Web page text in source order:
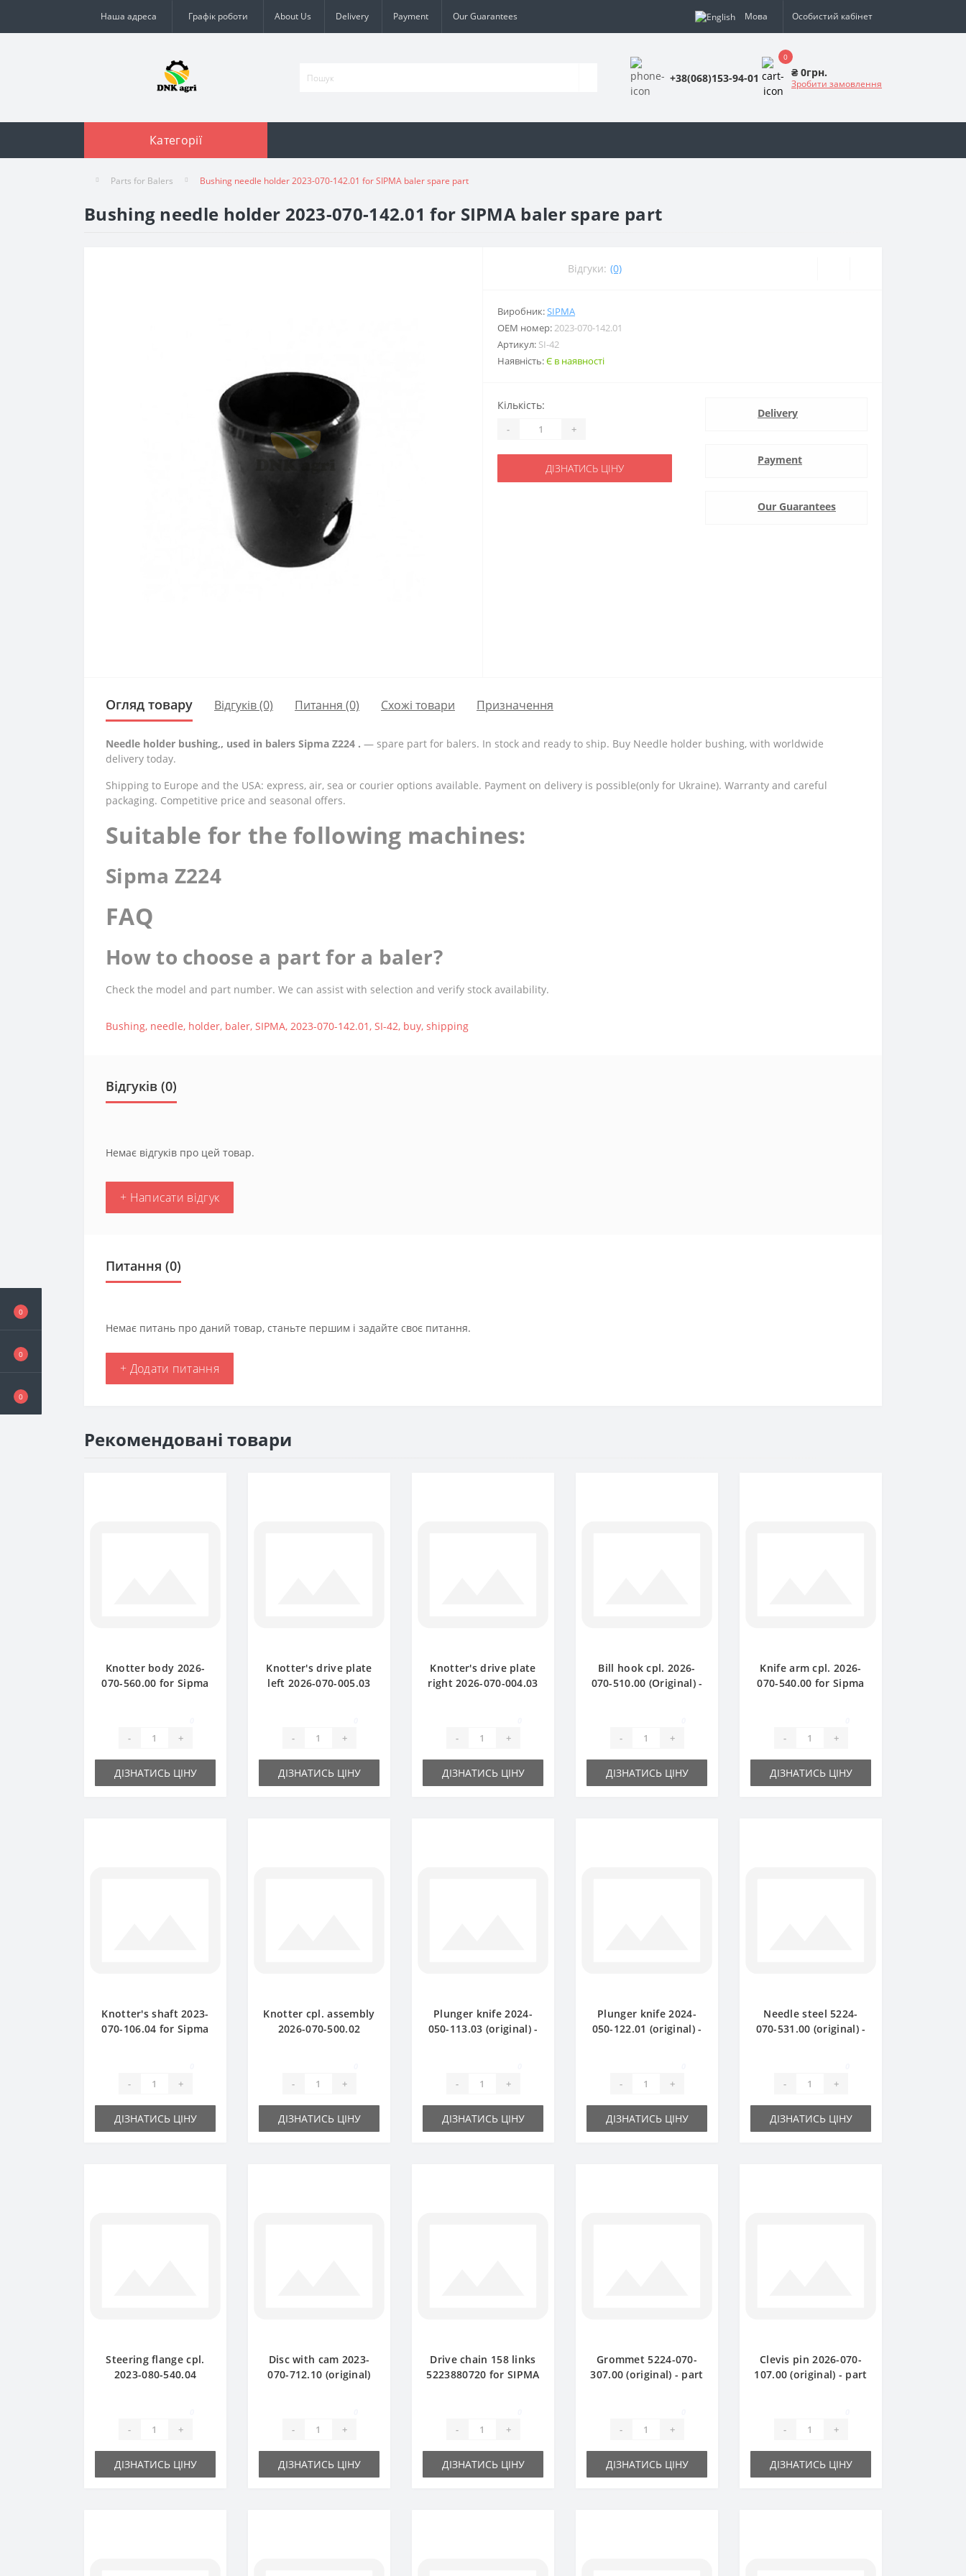
0
0
0
Наша адреса Графік роботи About Us Delivery Payment Our Guarantees Мова Особистий кабінет
+38(068)153-94-01
0
₴ 0грн.
Зробити замовлення
Категорії
Parts for Balers Bushing needle holder 2023-070-142.01 for SIPMA baler spare part
Bushing needle holder 2023-070-142.01 for SIPMA baler spare part
Відгуки: (0)
Виробник:SIPMA
ОЕМ номер:2023-070-142.01
Артикул: SI-42
Наявність:Є в наявності
Кількість:
- +
ДІЗНАТИСЬ ЦІНУ
Delivery
Payment
Our Guarantees
Огляд товару Відгуків (0) Питання (0) Схожі товари Призначення
Needle holder bushing,, used in balers Sipma Z224 . — spare part for balers. In stock and ready to ship. Buy Needle holder bushing, with worldwide
delivery today.
Shipping to Europe and the USA: express, air, sea or courier options available. Payment on delivery is possible(only for Ukraine). Warranty and careful
packaging. Competitive price and seasonal offers.
Suitable for the following machines:
Sipma Z224
FAQ
How to choose a part for a baler?
Check the model and part number. We can assist with selection and verify stock availability.
Bushing, needle, holder, baler, SIPMA, 2023-070-142.01, SI-42, buy, shipping
Відгуків (0)
Немає відгуків про цей товар.
+ Написати відгук
Питання (0)
Немає питань про даний товар, станьте першим і задайте своє питання.
+ Додати питання
Рекомендовані товари
Knotter body 2026-
070-560.00 for Sipma
- +
ДІЗНАТИСЬ ЦІНУ
Knotter's drive plate
left 2026-070-005.03
- +
ДІЗНАТИСЬ ЦІНУ
Knotter's drive plate
right 2026-070-004.03
- +
ДІЗНАТИСЬ ЦІНУ
Bill hook cpl. 2026-
070-510.00 (Original) -
- +
ДІЗНАТИСЬ ЦІНУ
Knife arm cpl. 2026-
070-540.00 for Sipma
- +
ДІЗНАТИСЬ ЦІНУ
Knotter's shaft 2023-
070-106.04 for Sipma
- +
ДІЗНАТИСЬ ЦІНУ
Knotter cpl. assembly
2026-070-500.02
- +
ДІЗНАТИСЬ ЦІНУ
Plunger knife 2024-
050-113.03 (original) -
- +
ДІЗНАТИСЬ ЦІНУ
Plunger knife 2024-
050-122.01 (original) -
- +
ДІЗНАТИСЬ ЦІНУ
Needle steel 5224-
070-531.00 (original) -
- +
ДІЗНАТИСЬ ЦІНУ
Steering flange cpl.
2023-080-540.04
- +
ДІЗНАТИСЬ ЦІНУ
Disc with cam 2023-
070-712.10 (original)
- +
ДІЗНАТИСЬ ЦІНУ
Drive chain 158 links
5223880720 for SIPMA
- +
ДІЗНАТИСЬ ЦІНУ
Grommet 5224-070-
307.00 (original) - part
- +
ДІЗНАТИСЬ ЦІНУ
Clevis pin 2026-070-
107.00 (original) - part
- +
ДІЗНАТИСЬ ЦІНУ